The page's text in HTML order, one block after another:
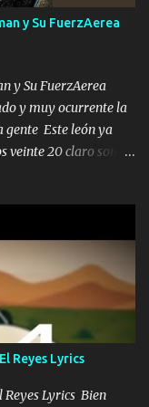
soy hocicon un
saben nada falsas
no quieren ve...
y Su FuerzAerea
y Su FuerzAerea
y muy ocurrente la
gente Este león ya
veinte 20 claro son
topar pues no hay de
mi línea no veo a
duerm voy chicoteado
agarran el colmillo
tiro esta la PrimiZa
al que su amigo y
aquí hay pa más
no hay de otra...
Reyes Lyrics
Reyes Lyrics Bien